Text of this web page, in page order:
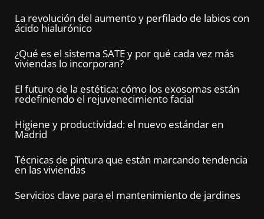
La revolución del aumento y perfilado de labios con
ácido hialurónico
¿Qué es el sistema SATE y por qué cada vez más
viviendas lo incorporan?
El futuro de la estética: cómo los exosomas están
redefiniendo el rejuvenecimiento facial
Higiene y productividad: el nuevo estándar en
Madrid
Técnicas de pintura que están marcando tendencia
en las viviendas
Servicios clave para el mantenimiento de jardines